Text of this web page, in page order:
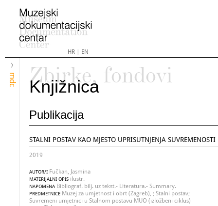
HR| EN
mdc
Zbirke, fondovi
Knjižnica
Publikacija
STALNI POSTAV KAO MJESTO UPRISUTNJENJA SUVREMENOSTI
2019
AUTOR/I Fučkan, Jasmina
MATERIJALNI OPIS ilustr.
NAPOMENA Bibliograf. bilj. uz tekst.- Literatura.- Summary.
PREDMETNICE Muzej za umjetnost i obrt (Zagreb), ; Stalni postav;
Suvremeni umjetnici u Stalnom postavu MUO (izložbeni ciklus)